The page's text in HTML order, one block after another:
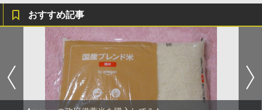
おすすめ記事